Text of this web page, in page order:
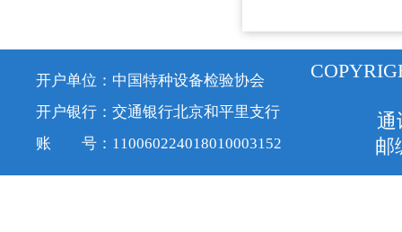
开户单位：中国特种设备检验协会
开户银行：交通银行北京和平里支行
账 号：110060224018010003152
通
邮